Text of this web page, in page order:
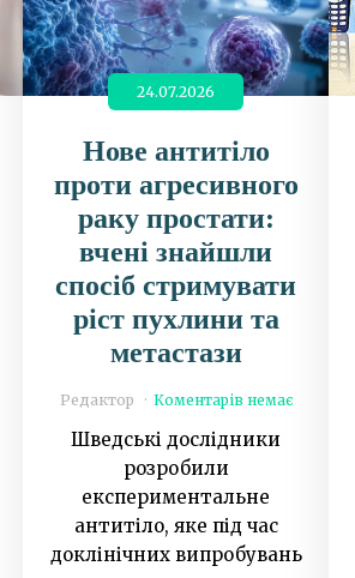
24.07.2026
Нове антитіло
проти агресивного
раку простати:
вчені знайшли
спосіб стримувати
ріст пухлини та
метастази
Редактор Коментарів немає
Шведські дослідники
розробили
експериментальне
антитіло, яке під час
доклінічних випробувань